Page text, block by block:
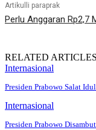
Artikulli paraprak
Perlu Anggaran Rp2,7
RELATED ARTICLES
Internasional
Presiden Prabowo Salat
Internasional
Presiden Prabowo